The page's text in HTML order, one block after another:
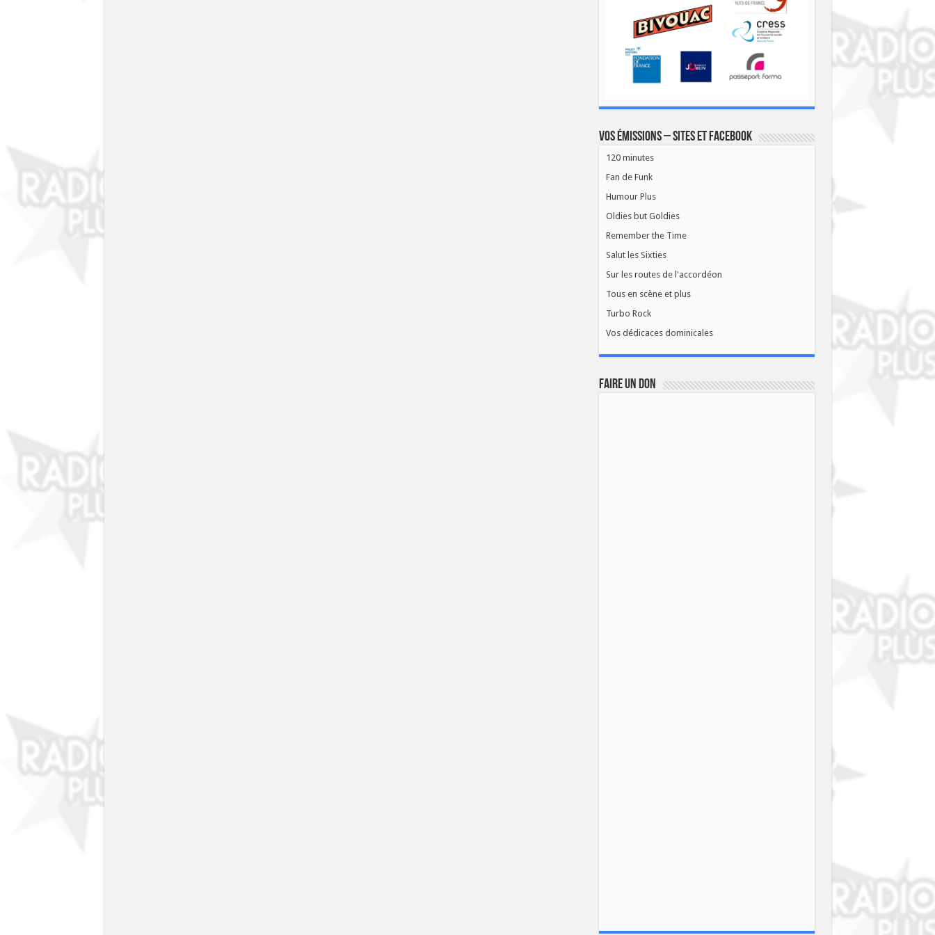
Vos émissions – Sites et Facebook
120 minutes
Fan de Funk
Humour Plus
Oldies but Goldies
Remember the Time
Salut les Sixties
Sur les routes de l'accordéon
Tous en scène et plus
Turbo Rock
Vos dédicaces dominicales
FAIRE UN DON